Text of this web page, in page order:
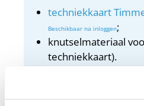
techniekkaart
;
knutselmateriaal
techniekkaart).